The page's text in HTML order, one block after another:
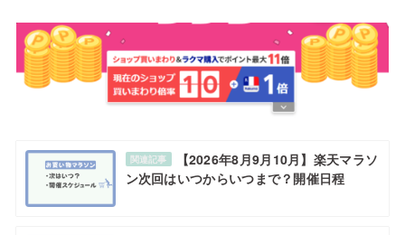
関連記事
【2026年8月9月10月】楽天マラソ
ン次回はいつからいつまで？開催日程